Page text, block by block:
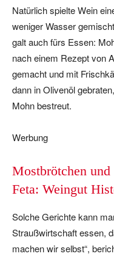
Natürlich spielte Wein
weniger Wasser
galt auch fürs Essen:
nach einem Rezept von
gemacht und mit
dann in Olivenöl
Mohn bestreut.
Werbung
Mostbrötchen
Feta: Weingut
Solche Gerichte kann
Straußwirtschaft essen,
machen wir selbst“,